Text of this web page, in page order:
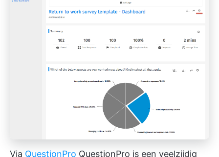
Via QuestionPro QuestionPro is een veelzijdig